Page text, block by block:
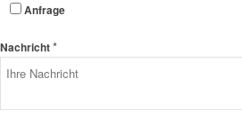
Anfrage
Nachricht*